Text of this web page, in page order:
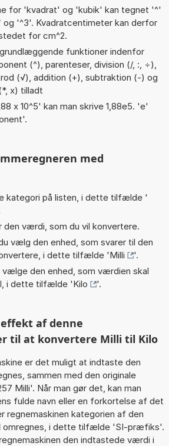
for 'kvadrat' og 'kubik' kan tegnet '^'
og '^3'. Kvadratcentimeter kan derfor
for cm^2.
funktioner indenfor
(^), parenteser, division (/, :, ÷),
(√), addition (+), subtraktion (-) og
x) tilladt
x 10^5' kan man skrive 1,88e5. 'e'
med
kategori på listen, i dette tilfælde '
den værdi, som du vil konvertere.
vælg den enhed, som svarer til den
i dette tilfælde 'Milli
'.
vælge den enhed, som værdien skal
i dette tilfælde 'Kilo '.
af denne
til at konvertere Milli til Kilo
er det muligt at indtaste den
sammen med den originale
Milli'. Når man gør det, kan man
fulde navn eller en forkortelse af det
regnemaskinen kategorien af den
omregnes, i dette tilfælde 'SI-præfiks'.
den indtastede værdi i